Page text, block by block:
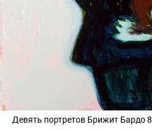
Девять портретов Брижит Бардо 8